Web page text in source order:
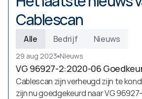
Cablescan
Alle Bedrijf Nieuws
29 aug 2023 Nieuws
VG 96927-2:2020-06
Cablescan zijn verheugd zijn te
zijn nu goedgekeurd naar VG